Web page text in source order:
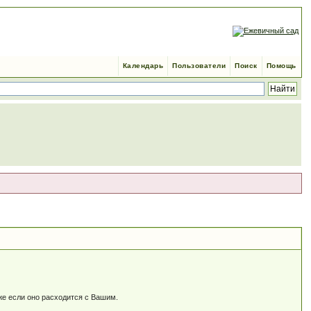
Помощь
Поиск
Пользователи
Календарь
если оно расходится c Вашим.